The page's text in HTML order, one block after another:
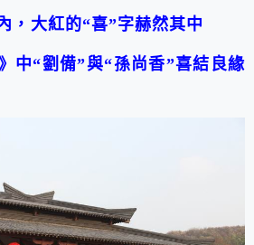
，大紅的“喜”字赫然其中
中“劉備”與“孫尚香”喜結良緣